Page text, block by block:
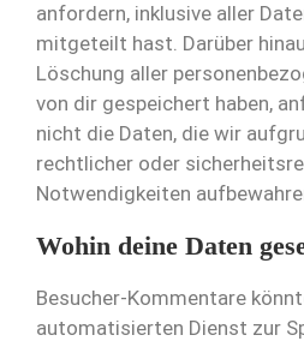
anfordern, inklusive aller
mitgeteilt hast. Darüber
Löschung aller
von dir gespeichert haben,
nicht die Daten, die wir
rechtlicher oder
Notwendigkeiten
Wohin deine Daten
Besucher-Kommentare
automatisierten Dienst zur